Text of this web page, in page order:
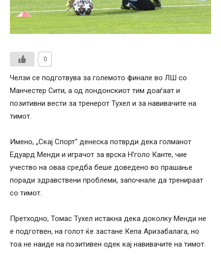
0
Челзи се подготвува за големото финале во ЛШ со
Манчестер Сити, а од лондонскиот тим доаѓаат и
позитивни вести за тренерот Тухел и за навивачите на
тимот.
Имено, „Скај Спорт“ денеска потврди дека голманот
Едуард Менди и играчот за врска Н’голо Канте, чие
учество на оваа средба беше доведено во прашање
поради здравствени проблеми, започнале да тренираат
со тимот.
Претходно, Томас Тухел истакна дека доколку Менди не
е подготвен, на голот ќе застане Кепа Аризабалага, но
тоа не наиде на позитивен одек кај навивачите на тимот.